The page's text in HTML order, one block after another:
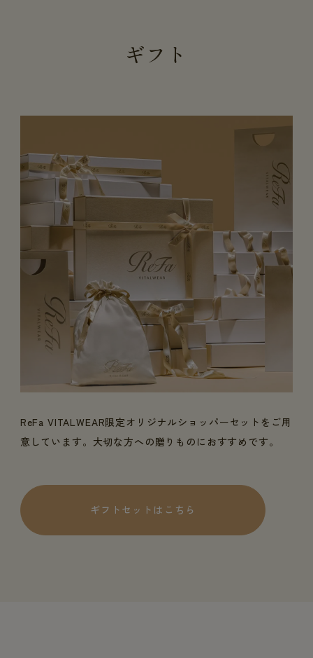
ギフト
ReFa VITALWEAR限定オリジナルショッパーセットをご用
意しています。大切な方への贈りものにおすすめです。
ギフトセットはこちら